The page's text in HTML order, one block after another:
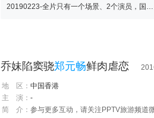
20190223-全片只有一个场景、2个演员，国外多次得奖的冷门电影
乔妹陷窦骁郑元畅鲜肉虐恋
地 区： 中国香港
主 演： -
简 介： 参与更多互动，请关注PPTV旅游频道